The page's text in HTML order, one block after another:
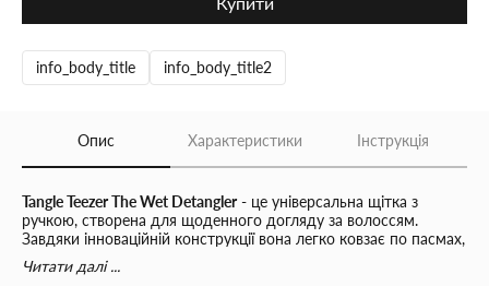
info_body_title info_body_title2
Опис Характеристики Інструкція
Tangle Teezer The Wet Detangler- це універсальна щітка з
ручкою, створена для щоденного догляду за волоссям.
Завдяки інноваційній конструкції вона легко ковзає по пасмах,
делікатно розплутує вузлики та допомагає зменшити
ламкість волосся, не травмуючи його структуру.
Читати далі ...